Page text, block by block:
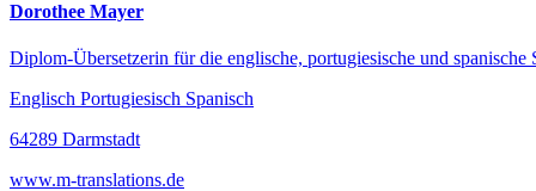
Dorothee Mayer
Diplom-Übersetzerin für die englische, portugiesische und spanische
Englisch Portugiesisch Spanisch
64289 Darmstadt
www.m-translations.de